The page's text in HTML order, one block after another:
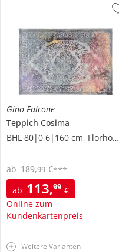
Gino Falcone
Teppich Cosima
BHL 80|0,6|160 cm, Florhöhe 0,3 cm
ab 113,99 €
Online zum
Kundenkartenpreis
ab 189,99 €***
Weitere Varianten